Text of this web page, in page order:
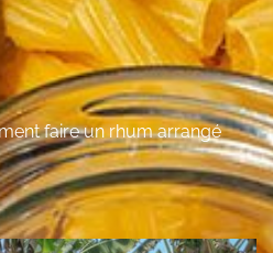
faire un rhum arrangé